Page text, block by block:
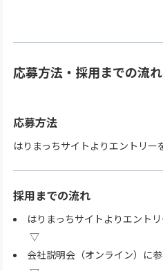
応募方法・採用までの流れ
応募方法
はりまっちサイトよりエントリー
採用までの流れ
はりまっちサイトよりエント
会社説明会（オンライン）に